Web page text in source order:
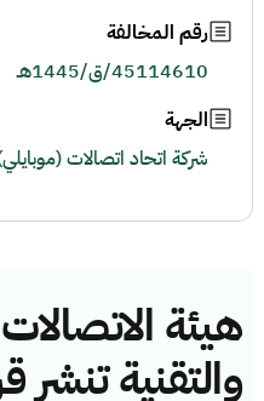
هيئة
والتقنية تنشر
رقم المخالفة
45114610/ق/1445هـ
الجهة
شركة اتحاد اتصالات